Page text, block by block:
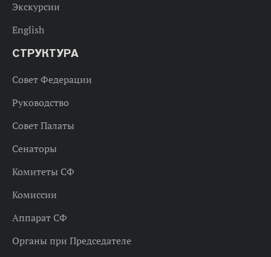
Экскурсии
English
СТРУКТУРА
Совет Федерации
Руководство
Совет Палаты
Сенаторы
Комитеты СФ
Комиссии
Аппарат СФ
Органы при Председателе